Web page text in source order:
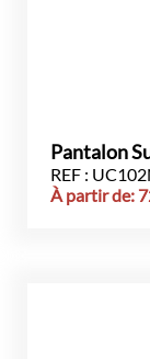
Pantalon
REF :
À partir de: